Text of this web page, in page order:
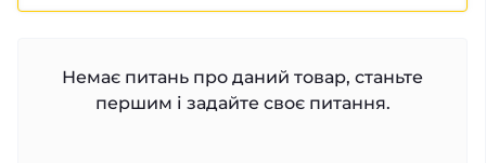
Немає питань про даний товар, станьте
першим і задайте своє питання.